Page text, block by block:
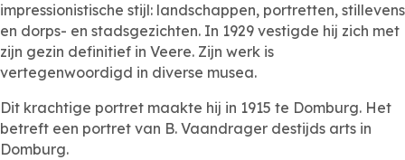
impressionistische stijl: landschappen, portretten, stillevens
en dorps- en stadsgezichten. In 1929 vestigde hij zich met
zijn gezin definitief in Veere. Zijn werk is
vertegenwoordigd in diverse musea.
Dit krachtige portret maakte hij in 1915 te Domburg. Het
betreft een portret van B. Vaandrager destijds arts in
Domburg.